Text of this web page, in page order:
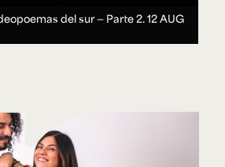
del sur — Parte 2.12 AUG